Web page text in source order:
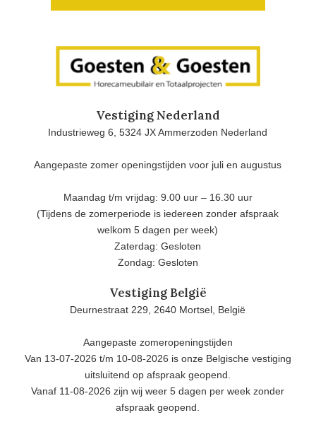
Vestiging Nederland
Industrieweg 6, 5324 JX Ammerzoden Nederland
Aangepaste zomer openingstijden voor juli en augustus
Maandag t/m vrijdag: 9.00 uur – 16.30 uur
(Tijdens de zomerperiode is iedereen zonder afspraak
welkom 5 dagen per week)
Zaterdag: Gesloten
Zondag: Gesloten
Vestiging België
Deurnestraat 229, 2640 Mortsel, België
Aangepaste zomeropeningstijden
Van 13-07-2026 t/m 10-08-2026 is onze Belgische vestiging
uitsluitend op afspraak geopend.
Vanaf 11-08-2026 zijn wij weer 5 dagen per week zonder
afspraak geopend.